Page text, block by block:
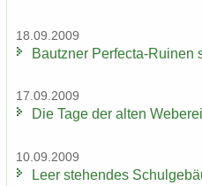
18.09.2009
Bautz­ner Perfecta-​Ruinen
17.09.2009
Die Tage der alten
10.09.2009
Leer ste­hen­des